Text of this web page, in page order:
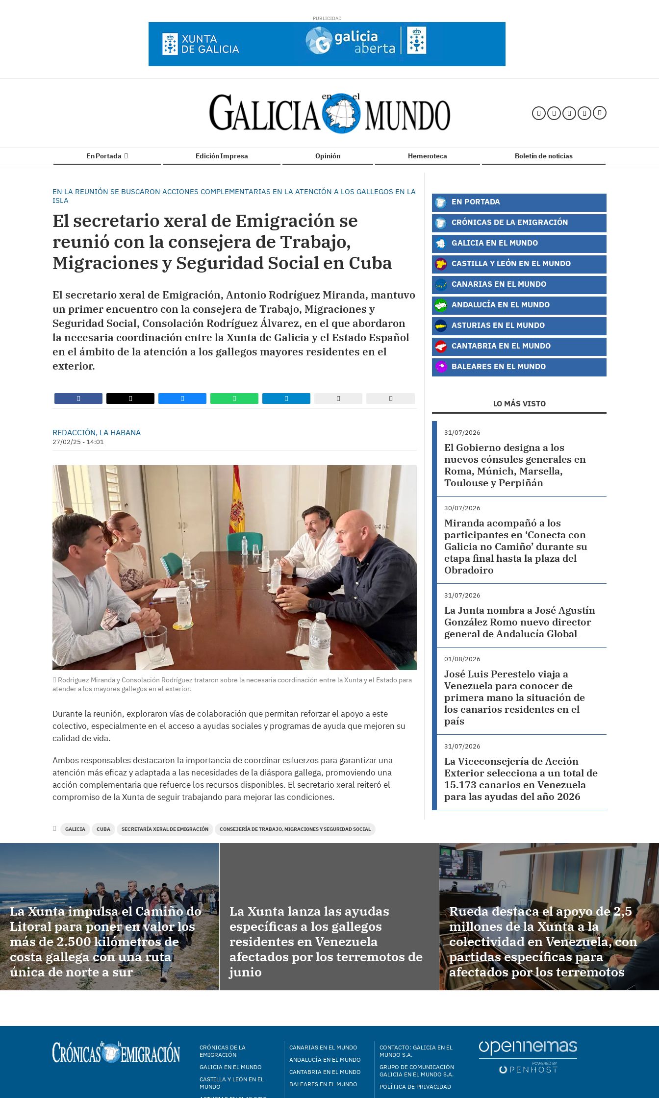
En Portada Edición Impresa Opinión Hemeroteca Boletín de noticias
EN LA REUNIÓN SE BUSCARON ACCIONES COMPLEMENTARIAS EN LA ATENCIÓN A LOS GALLEGOS EN LA
ISLA
El secretario xeral de Emigración se
reunió con la consejera de Trabajo,
Migraciones y Seguridad Social en Cuba
El secretario xeral de Emigración, Antonio Rodríguez Miranda, mantuvo
un primer encuentro con la consejera de Trabajo, Migraciones y
Seguridad Social, Consolación Rodríguez Álvarez, en el que abordaron
la necesaria coordinación entre la Xunta de Galicia y el Estado Español
en el ámbito de la atención a los gallegos mayores residentes en el
exterior.
REDACCIÓN, LA HABANA
27/02/25 - 14:01
Rodríguez Miranda y Consolación Rodríguez trataron sobre la necesaria coordinación entre la Xunta y el Estado para
atender a los mayores gallegos en el exterior.
Durante la reunión, exploraron vías de colaboración que permitan reforzar el apoyo a este
colectivo, especialmente en el acceso a ayudas sociales y programas de ayuda que mejoren su
calidad de vida.
Ambos responsables destacaron la importancia de coordinar esfuerzos para garantizar una
atención más eficaz y adaptada a las necesidades de la diáspora gallega, promoviendo una
acción complementaria que refuerce los recursos disponibles. El secretario xeral reiteró el
compromiso de la Xunta de seguir trabajando para mejorar las condiciones.
GALICIA CUBA SECRETARÍA XERAL DE EMIGRACIÓN CONSEJERÍA DE TRABAJO, MIGRACIONES Y SEGURIDAD SOCIAL
EN PORTADA
CRÓNICAS DE LA EMIGRACIÓN
GALICIA EN EL MUNDO
CASTILLA Y LEÓN EN EL MUNDO
CANARIAS EN EL MUNDO
ANDALUCÍA EN EL MUNDO
ASTURIAS EN EL MUNDO
CANTABRIA EN EL MUNDO
BALEARES EN EL MUNDO
LO MÁS VISTO
31/07/2026
El Gobierno designa a los
nuevos cónsules generales en
Roma, Múnich, Marsella,
Toulouse y Perpiñán
30/07/2026
Miranda acompañó a los
participantes en ‘Conecta con
Galicia no Camiño’ durante su
etapa final hasta la plaza del
Obradoiro
31/07/2026
La Junta nombra a José Agustín
González Romo nuevo director
general de Andalucía Global
01/08/2026
José Luis Perestelo viaja a
Venezuela para conocer de
primera mano la situación de
los canarios residentes en el
país
31/07/2026
La Viceconsejería de Acción
Exterior selecciona a un total de
15.173 canarios en Venezuela
para las ayudas del año 2026
La Xunta impulsa el Camiño do
Litoral para poner en valor los
más de 2.500 kilómetros de
costa gallega con una ruta
única de norte a sur
La Xunta lanza las ayudas
específicas a los gallegos
residentes en Venezuela
afectados por los terremotos de
junio
Rueda destaca el apoyo de 2,5
millones de la Xunta a la
colectividad en Venezuela, con
partidas específicas para
afectados por los terremotos
CRÓNICAS DE LA
EMIGRACIÓN
GALICIA EN EL MUNDO
CASTILLA Y LEÓN EN EL
MUNDO
CANARIAS EN EL MUNDO
ANDALUCÍA EN EL MUNDO
CANTABRIA EN EL MUNDO
BALEARES EN EL MUNDO
CONTACTO: GALICIA EN EL
MUNDO S.A.
GRUPO DE COMUNICACIÓN
GALICIA EN EL MUNDO S.A.
POLÍTICA DE PRIVACIDAD